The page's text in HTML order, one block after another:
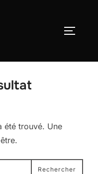
été trouvé. Une
Rechercher